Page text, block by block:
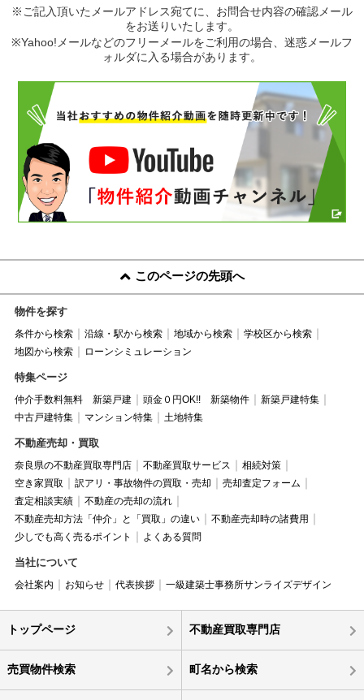
※ご記入頂いたメールアドレス宛てに、お問合せ内容の確認メール
をお送りいたします。
※Yahoo!メールなどのフリーメールをご利用の場合、迷惑メールフ
ォルダに入る場合があります。
このページの先頭へ
物件を探す
条件から検索 沿線・駅から検索 地域から検索
学校区から検索
地図から検索
ローンシミュレーション
特集ページ
仲介手数料無料 新築戸建 頭金０円OK!! 新築物件
新築戸建特集
中古戸建特集
マンション特集 土地特集
不動産売却・買取
奈良県の不動産買取専門店 不動産買取サービス
相続対策
空き家買取
訳アリ・事故物件の買取・売却
売却査定フォーム
査定相談実績
不動産の売却の流れ
不動産売却方法「仲介」と「買取」の違い
不動産売却時の諸費用
少しでも高く売るポイント
よくある質問
当社について
会社案内 お知らせ 代表挨拶 一級建築士事務所サンライズデザイン
トップページ 不動産買取専門店
売買物件検索 町名から検索